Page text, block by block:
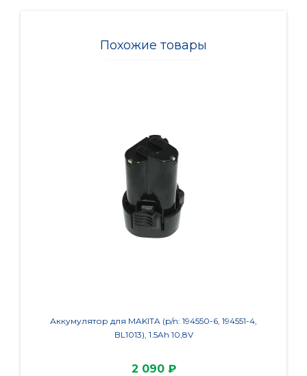
Похожие товары
Аккумулятор для MAKITA (p/n: 194550-6, 194551-4,
BL1013), 1.5Ah 10,8V
2 090 ₽